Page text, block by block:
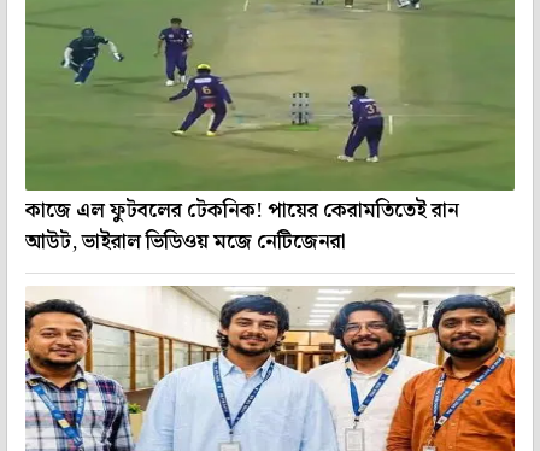
কাজে এল ফুটবলের টেকনিক! পায়ের কেরামতিতেই রান
আউট, ভাইরাল ভিডিওয় মজে নেটিজেনরা